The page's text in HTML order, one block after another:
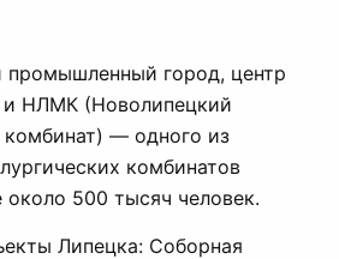
город, центр
и НЛМК (Новолипецкий
комбинат) — одного из
комбинатов
около 500 тысяч человек.
Липецка: Соборная